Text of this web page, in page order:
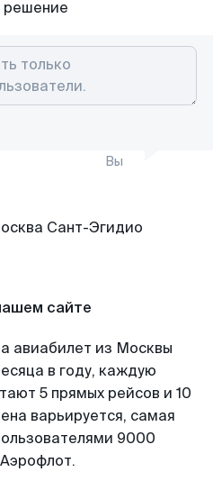
решение
Вы
сайте
авиабилет из Москвы
в году, каждую
5 прямых рейсов и 10
варьируется, самая
9000